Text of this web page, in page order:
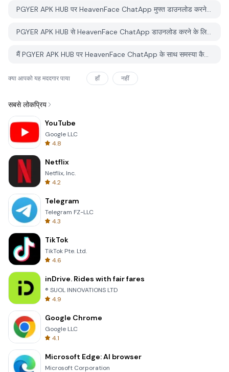
PGYER APK HUB पर HeavenFace ChatApp मुफ्त डाउनलोड करने के लिए है?
PGYER APK HUB से HeavenFace ChatApp डाउनलोड करने के लिए मुझे एक खाता चाहिए?
मैं PGYER APK HUB पर HeavenFace ChatApp के साथ समस्या कैसे रिपोर्ट कर सकता हूँ?
क्या आपको यह मददगार पाया हाँ नहीं
सबसे लोकप्रिय
YouTube
Google LLC
4.8
Netflix
Netflix, Inc.
4.2
Telegram
Telegram FZ-LLC
4.3
TikTok
TikTok Pte. Ltd.
4.6
inDrive. Rides with fair fares
® SUOL INNOVATIONS LTD
4.9
Google Chrome
Google LLC
4.1
Microsoft Edge: AI browser
Microsoft Corporation